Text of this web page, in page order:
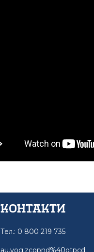
Контакти
Тел.: 0 800 219 735
au.vog.zcopnd%40otpcd